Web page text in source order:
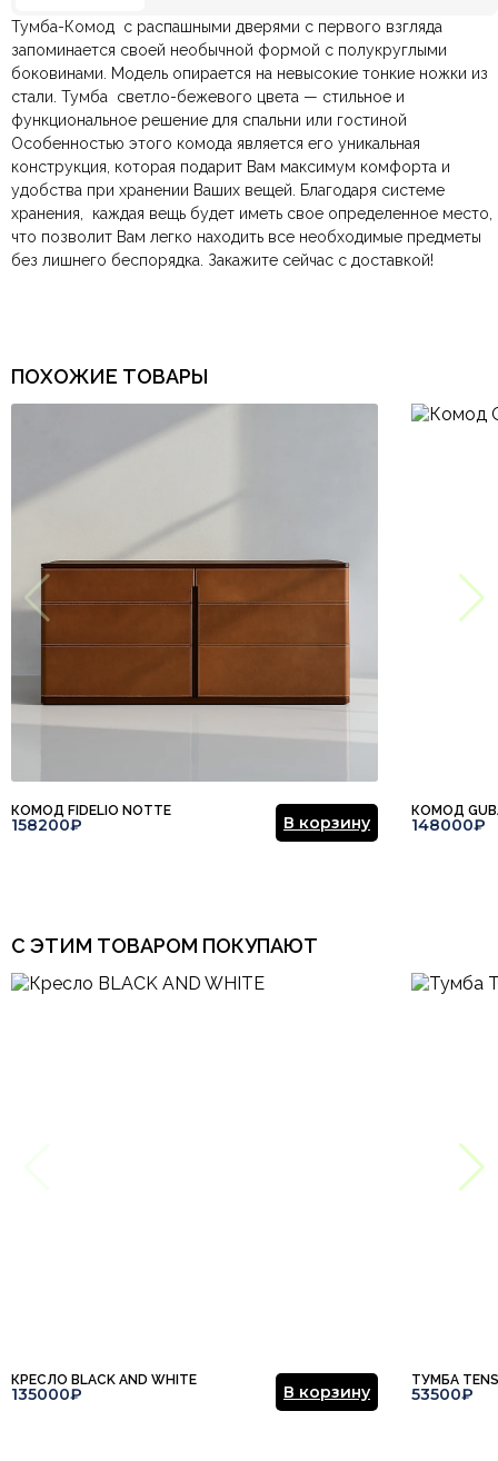
Тумба-Комод с распашными дверями с первого взгляда
запоминается своей необычной формой с полукруглыми
боковинами. Модель опирается на невысокие тонкие ножки из
стали. Тумба светло-бежевого цвета — стильное и
функциональное решение для спальни или гостиной
Особенностью этого комода является его уникальная
конструкция, которая подарит Вам максимум комфорта и
удобства при хранении Ваших вещей. Благодаря системе
хранения, каждая вещь будет иметь свое определенное место,
что позволит Вам легко находить все необходимые предметы
без лишнего беспорядка. Закажите сейчас с доставкой!
Цвет Бежевый, Белый, Орех
Комната
Гостиная, Прихожая,
Материал
Керамогранит,
Регенерированная кожа,
Шпон
Размеры ШxГxВ 2000х400х780 мм.
По всей России:отправляем через транспортную
компаниюСДЭК. Срок доставки —до 7 дней.
По Москве и Санкт-Петербургу:быстрая
Яндекс.Доставка— доставка в день заказа.
Оплата в салоне-магазине— наличными или картой
при самовывозе.
Безналичная оплата по счёту— для юридических и
физических лиц.
Онлайн оплата картой — быстрая и безопасная через
сайт.
Отзывов ещё нет. Напишите первым.
Ваша общая оценка
Заголовок вашего отзыва
Ваше имя
мнение.
Отправить отзыв
ПОХОЖИЕ ТОВАРЫ
КОМОД FIDELIO NOTTE
158200₽ В корзину
КОМОД
148000₽
С ЭТИМ ТОВАРОМ ПОКУПАЮТ
КРЕСЛО BLACK AND WHITE
135000₽ В корзину
ТУМБА
53500₽